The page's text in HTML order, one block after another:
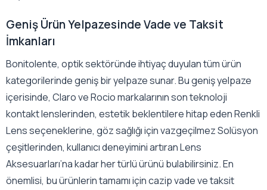
Geniş Ürün Yelpazesinde Vade ve Taksit
İmkanları
Bonitolente, optik sektöründe ihtiyaç duyulan tüm ürün
kategorilerinde geniş bir yelpaze sunar. Bu geniş yelpaze
içerisinde, Claro ve Rocio markalarının son teknoloji
kontakt lenslerinden, estetik beklentilere hitap eden Renkli
Lens seçeneklerine, göz sağlığı için vazgeçilmez Solüsyon
çeşitlerinden, kullanıcı deneyimini artıran Lens
Aksesuarları’na kadar her türlü ürünü bulabilirsiniz. En
önemlisi, bu ürünlerin tamamı için cazip vade ve taksit